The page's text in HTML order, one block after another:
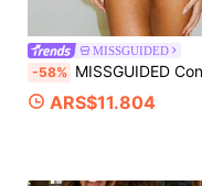
MISSGUIDED
-58% MISSGUIDED Conjunto de bikini con parte superior de tirantes triangulares y Bottom con tiras laterales a los lados, diseño a cuadros de dos piezas, traje de
ARS$11.804